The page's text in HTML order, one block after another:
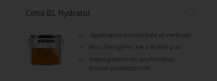
Cetol BL Hydratol
Application horizontale et verticale
Non filmogène, ne s'écaille pas
Imprégnation en profondeur,
bonne protection UV